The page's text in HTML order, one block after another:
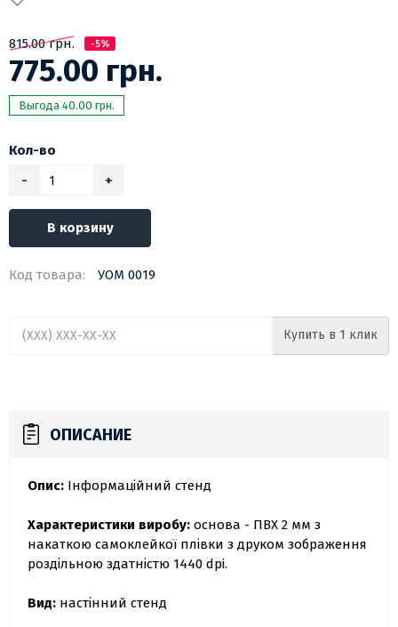
815.00 грн. -5%
775.00 грн.
Выгода 40.00 грн.
Кол-во
-
+
В корзину
Код товара: УОМ 0019
Купить в 1 клик
ОПИСАНИЕ
Опис: Інформаційний стенд
Характеристики виробу: основа - ПВХ 2 мм з
накаткою самоклейкої плівки з друком зображення
роздільною здатністю 1440 dpi.
Вид: настінний стенд